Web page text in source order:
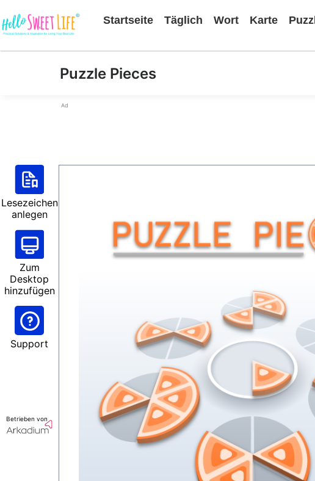
Startseite Täglich Wort Karte
Puzzle Pieces
Ad
Lesezeichen
anlegen
Zum
Desktop
hinzufügen
Support
Betrieben von